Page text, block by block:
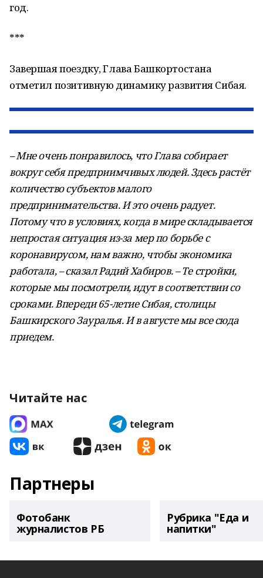
год.
***
Завершая поездку, Глава Башкортостана
отметил позитивную динамику развития Сибая.
– Мне очень понравилось, что Глава собирает
вокруг себя предприимчивых людей. Здесь растёт
количество субъектов малого
предпринимательства. И это очень радует.
Потому что в условиях, когда в мире складывается
непростая ситуация из-за мер по борьбе с
коронавирусом, нам важно, чтобы экономика
работала, – сказал Радий Хабиров. – Те стройки,
которые мы посмотрели, идут в соответствии со
сроками. Впереди 65-летие Сибая, столицы
Башкирского Зауралья. И в августе мы все сюда
приедем.
Читайте нас
Партнеры
Фотобанк
журналистов РБ
Рубрика "Еда и
напитки"